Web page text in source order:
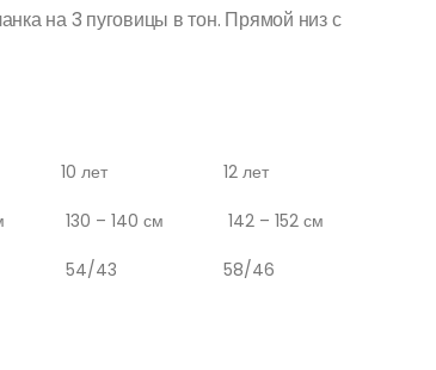
на 3 пуговицы в тон. Прямой низ с
10 лет 12 лет
130 – 140 см 142 – 152 см
54/43 58/46